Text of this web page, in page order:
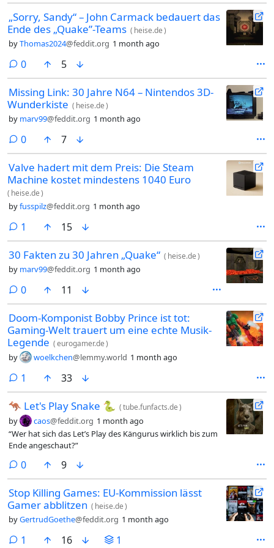
„Sorry, Sandy“ – John Carmack bedauert das
Ende des „Quake”-Teams ( heise.de)
byThomas2024@feddit.org 1 month ago
0comments
5
Missing Link: 30 Jahre N64 – Nintendos 3D-
Wunderkiste ( heise.de)
by marv99@feddit.org 1 month ago
0comments
7
Valve hadert mit dem Preis: Die Steam
Machine kostet mindestens 1040 Euro
( heise.de)
byfusspilz@feddit.org 1 month ago
1 comment
15
30 Fakten zu 30 Jahren „Quake“ ( heise.de)
by marv99@feddit.org 1 month ago
0comments
11
Doom-Komponist Bobby Prince ist tot:
Gaming-Welt trauert um eine echte Musik-
Legende (eurogamer.de)
by woelkchen@lemmy.world 1 month ago
1 comment
33
🦘 Let's Play Snake 🐍 (tube.funfacts.de)
by caos@feddit.org 1 month ago
“Wer hat sich das Let’s Play des Kängurus wirklich bis zum
Ende angeschaut?”
0comments
9
Stop Killing Games: EU-Kommission lässt
Gamer abblitzen ( heise.de)
byGertrudGoethe@feddit.org 1 month ago
1 comment
16 1